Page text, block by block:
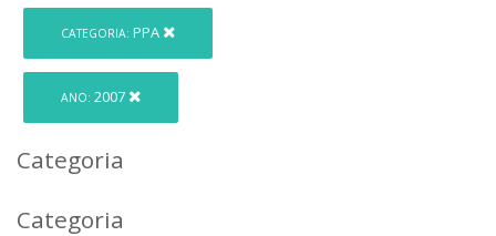
CATEGORIA: PPA
ANO: 2007
Categoria
Categoria